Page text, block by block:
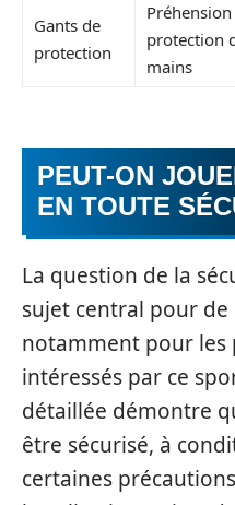
Gants de
protection
protection
mains
PEUT-ON
EN TOUTE
La question de la
sujet central pour
notamment pour les
intéressés par ce
détaillée démontre
être sécurisé, à
certaines